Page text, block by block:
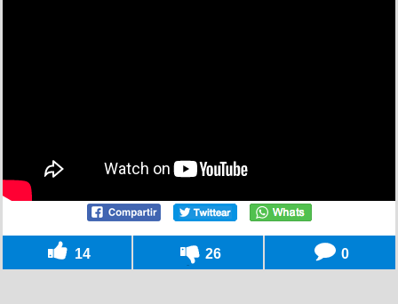
14 26 0